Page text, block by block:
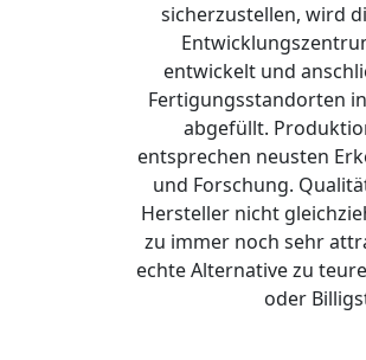
sicherzustellen, wird
entwickelt und
Fertigungsstandorten
abgefüllt.
entsprechen neusten
und Forschung.
Hersteller nicht
zu immer noch sehr
echte Alternative zu
oder